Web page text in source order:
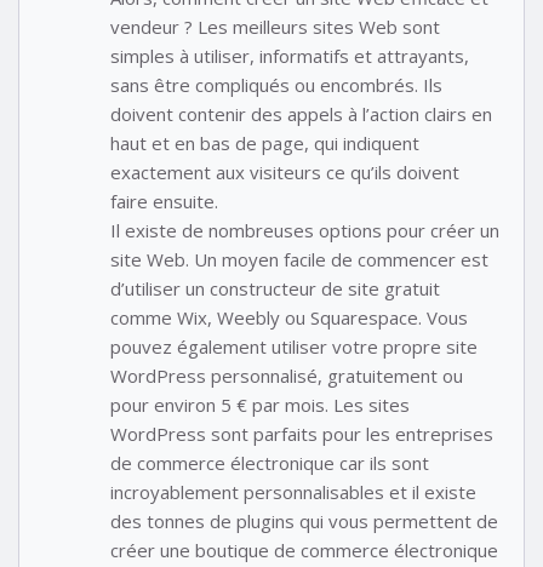
vendeur ? Les meilleurs sites Web sont
simples à utiliser, informatifs et attrayants,
sans être compliqués ou encombrés. Ils
doivent contenir des appels à l’action clairs en
haut et en bas de page, qui indiquent
exactement aux visiteurs ce qu’ils doivent
faire ensuite.
Il existe de nombreuses options pour créer un
site Web. Un moyen facile de commencer est
d’utiliser un constructeur de site gratuit
comme Wix, Weebly ou Squarespace. Vous
pouvez également utiliser votre propre site
WordPress personnalisé, gratuitement ou
pour environ 5 € par mois. Les sites
WordPress sont parfaits pour les entreprises
de commerce électronique car ils sont
incroyablement personnalisables et il existe
des tonnes de plugins qui vous permettent de
créer une boutique de commerce électronique